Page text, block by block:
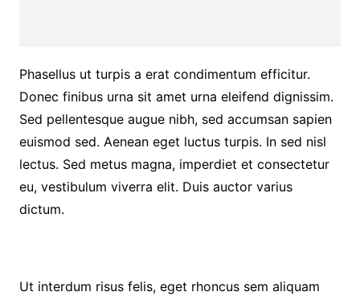
Phasellus ut turpis a erat condimentum efficitur.
Donec finibus urna sit amet urna eleifend dignissim.
Sed pellentesque augue nibh, sed accumsan sapien
euismod sed. Aenean eget luctus turpis. In sed nisl
lectus. Sed metus magna, imperdiet et consectetur
eu, vestibulum viverra elit. Duis auctor varius
dictum.
Ut interdum risus felis, eget rhoncus sem aliquam